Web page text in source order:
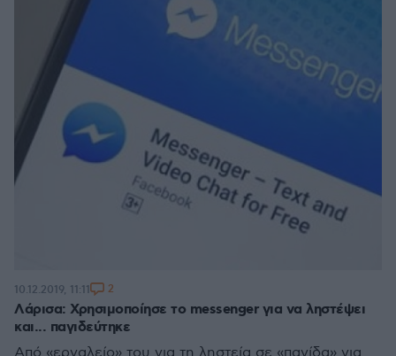
Λάρισα: Χρησιμοποίησε το messenger για να ληστέψει
και... παγιδεύτηκε
10.12.2019, 11:11 2